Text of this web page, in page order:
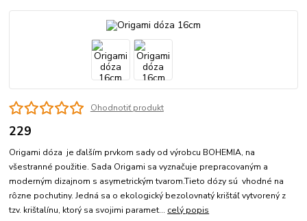
Ohodnotiť produkt
229
Origami dóza je ďalším prvkom sady od výrobcu BOHEMIA, na
všestranné použitie. Sada Origami sa vyznačuje prepracovaným a
moderným dizajnom s asymetrickým tvarom.Tieto dózy sú vhodné na
rôzne pochutiny. Jedná sa o ekologický bezolovnatý krištáľ vytvorený z
tzv. krištalínu, ktorý sa svojimi paramet... celý popis